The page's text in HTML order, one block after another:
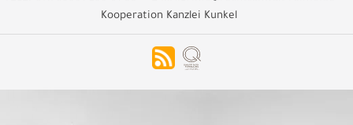
Kooperation Kanzlei Kunkel